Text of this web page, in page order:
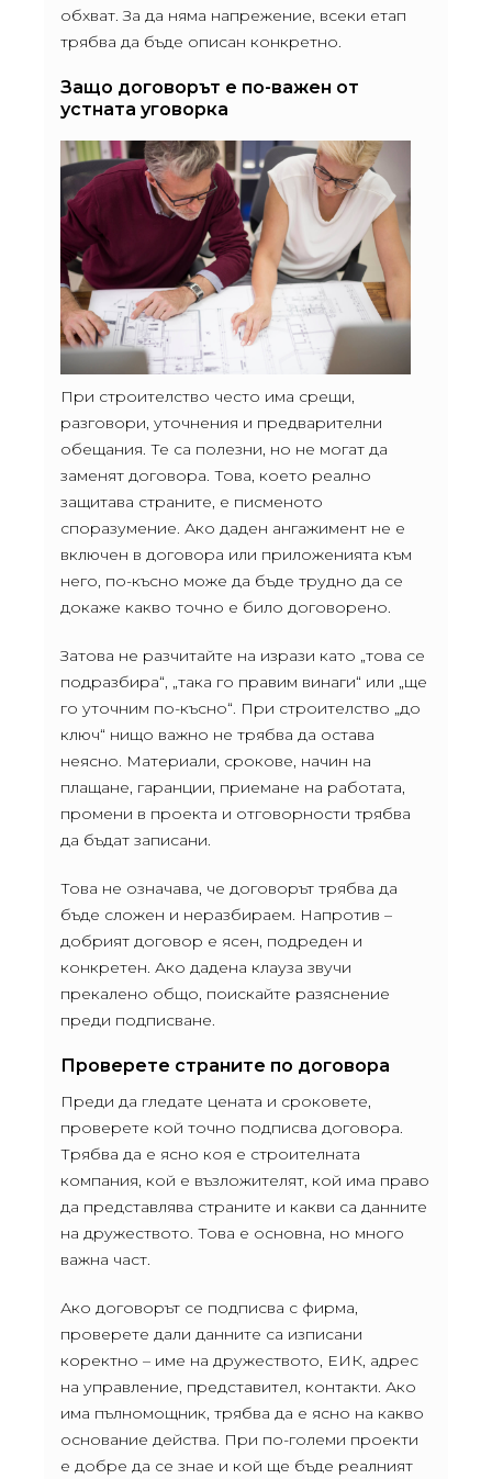
обхват. За да няма напрежение, всеки етап
трябва да бъде описан конкретно.
Защо договорът е по-важен от
устната уговорка
При строителство често има срещи,
разговори, уточнения и предварителни
обещания. Те са полезни, но не могат да
заменят договора. Това, което реално
защитава страните, е писменото
споразумение. Ако даден ангажимент не е
включен в договора или приложенията към
него, по-късно може да бъде трудно да се
докаже какво точно е било договорено.
Затова не разчитайте на изрази като „това се
подразбира“, „така го правим винаги“ или „ще
го уточним по-късно“. При строителство „до
ключ“ нищо важно не трябва да остава
неясно. Материали, срокове, начин на
плащане, гаранции, приемане на работата,
промени в проекта и отговорности трябва
да бъдат записани.
Това не означава, че договорът трябва да
бъде сложен и неразбираем. Напротив –
добрият договор е ясен, подреден и
конкретен. Ако дадена клауза звучи
прекалено общо, поискайте разяснение
преди подписване.
Проверете страните по договора
Преди да гледате цената и сроковете,
проверете кой точно подписва договора.
Трябва да е ясно коя е строителната
компания, кой е възложителят, кой има право
да представлява страните и какви са данните
на дружеството. Това е основна, но много
важна част.
Ако договорът се подписва с фирма,
проверете дали данните са изписани
коректно – име на дружеството, ЕИК, адрес
на управление, представител, контакти. Ако
има пълномощник, трябва да е ясно на какво
основание действа. При по-големи проекти
е добре да се знае и кой ще бъде реалният